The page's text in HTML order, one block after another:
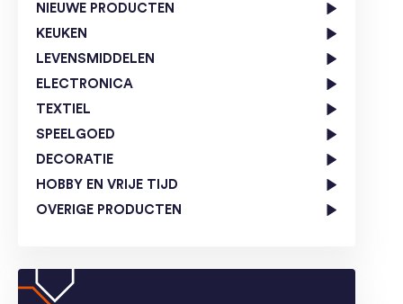
NIEUWE PRODUCTEN
KEUKEN
LEVENSMIDDELEN
ELECTRONICA
TEXTIEL
SPEELGOED
DECORATIE
HOBBY EN VRIJE TIJD
OVERIGE PRODUCTEN